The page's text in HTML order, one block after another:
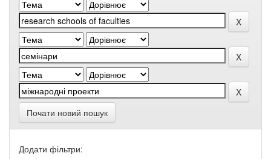
Почати новий пошук
Додати фільтри: